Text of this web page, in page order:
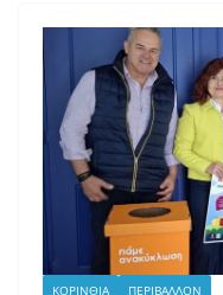
ΚΟΡΙΝΘΙΑ ΠΕΡΙΒΑΛΛΟΝ